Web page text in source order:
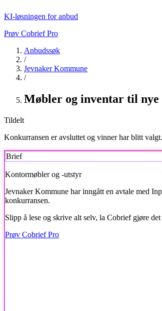
KI-løsningen for anbud
Prøv Cobrief Pro
Anbudssøk
/
Jevnaker Kommune
/
Møbler og inventar til nye
Tildelt
Konkurransen er avsluttet og vinner har blitt valgt.
Brief
Kontormøbler og -utstyr
Jevnaker Kommune har inngått en avtale med
konkurransen.
Slipp å lese og skrive alt selv, la Cobrief gjøre
Prøv Cobrief Pro